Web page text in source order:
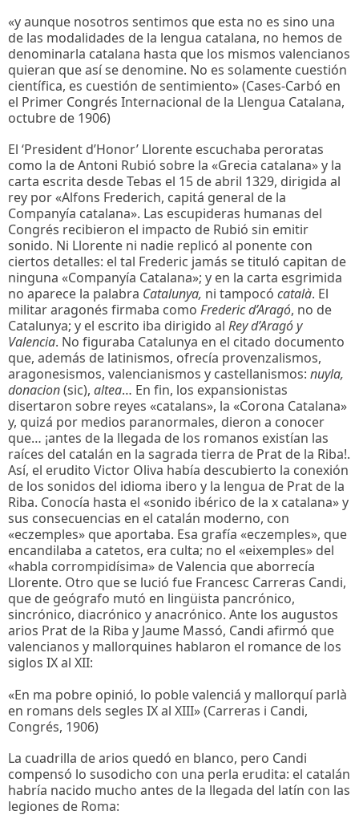
«y aunque nosotros sentimos que esta no es sino una
de las modalidades de la lengua catalana, no hemos de
denominarla catalana hasta que los mismos valencianos
quieran que así se denomine. No es solamente cuestión
científica, es cuestión de sentimiento» (Cases-Carbó en
el Primer Congrés Internacional de la Llengua Catalana,
octubre de 1906)
El ‘President d’Honor’ Llorente escuchaba peroratas
como la de Antoni Rubió sobre la «Grecia catalana» y la
carta escrita desde Tebas el 15 de abril 1329, dirigida al
rey por «Alfons Frederich, capitá general de la
Companyía catalana». Las escupideras humanas del
Congrés recibieron el impacto de Rubió sin emitir
sonido. Ni Llorente ni nadie replicó al ponente con
ciertos detalles: el tal Frederic jamás se tituló capitan de
ninguna «Companyía Catalana»; y en la carta esgrimida
no aparece la palabra Catalunya, ni tampocó català. El
militar aragonés firmaba como Frederic d’Aragó, no de
Catalunya; y el escrito iba dirigido al Rey d’Aragó y
Valencia. No figuraba Catalunya en el citado documento
que, además de latinismos, ofrecía provenzalismos,
aragonesismos, valencianismos y castellanismos: nuyla,
donacion(sic), altea… En fin, los expansionistas
disertaron sobre reyes «catalans», la «Corona Catalana»
y, quizá por medios paranormales, dieron a conocer
que… ¡antes de la llegada de los romanos existían las
raíces del catalán en la sagrada tierra de Prat de la Riba!.
Así, el erudito Victor Oliva había descubierto la conexión
de los sonidos del idioma ibero y la lengua de Prat de la
Riba. Conocía hasta el «sonido ibérico de la x catalana» y
sus consecuencias en el catalán moderno, con
«eczemples» que aportaba. Esa grafía «eczemples», que
encandilaba a catetos, era culta; no el «eixemples» del
«habla corrompidísima» de Valencia que aborrecía
Llorente. Otro que se lució fue Francesc Carreras Candi,
que de geógrafo mutó en lingüista pancrónico,
sincrónico, diacrónico y anacrónico. Ante los augustos
arios Prat de la Riba y Jaume Massó, Candi afirmó que
valencianos y mallorquines hablaron el romance de los
siglos IX al XII:
«En ma pobre opinió, lo poble valenciá y mallorquí parlà
en romans dels segles IX al XIII» (Carreras i Candi,
Congrés, 1906)
La cuadrilla de arios quedó en blanco, pero Candi
compensó lo susodicho con una perla erudita: el catalán
habría nacido mucho antes de la llegada del latín con las
legiones de Roma: